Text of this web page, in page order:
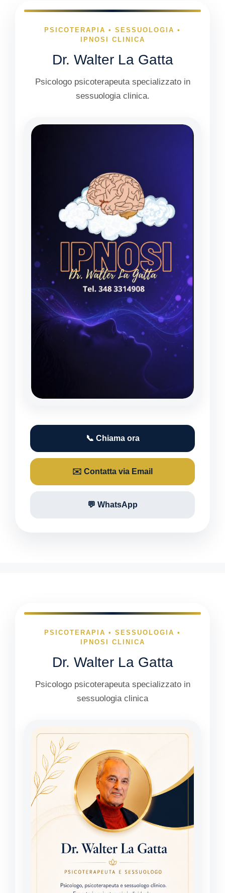
PSICOTERAPIA • SESSUOLOGIA •
IPNOSI CLINICA
Dr. Walter La Gatta
Psicologo psicoterapeuta specializzato in
sessuologia clinica.
📞 Chiama ora
✉️ Contatta via Email
💬 WhatsApp
PSICOTERAPIA • SESSUOLOGIA •
IPNOSI CLINICA
Dr. Walter La Gatta
Psicologo psicoterapeuta specializzato in
sessuologia clinica